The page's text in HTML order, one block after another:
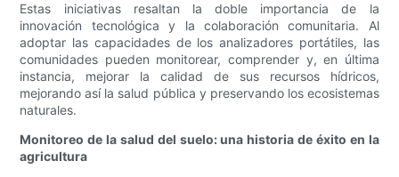
Estas iniciativas resaltan la doble importancia de la
innovación tecnológica y la colaboración comunitaria. Al
adoptar las capacidades de los analizadores portátiles, las
comunidades pueden monitorear, comprender y, en última
instancia, mejorar la calidad de sus recursos hídricos,
mejorando así la salud pública y preservando los ecosistemas
naturales.
Monitoreo de la salud del suelo: una historia de éxito en la
agricultura